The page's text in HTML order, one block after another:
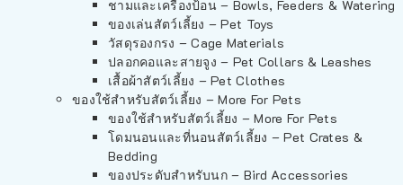
ชามและเครื่องป้อน – Bowls, Feeders & Watering
ของเล่นสัตว์เลี้ยง – Pet Toys
วัสดุรองกรง – Cage Materials
ปลอกคอและสายจูง – Pet Collars & Leashes
เสื้อผ้าสัตว์เลี้ยง – Pet Clothes
ของใช้สำหรับสัตว์เลี้ยง – More For Pets
ของใช้สำหรับสัตว์เลี้ยง – More For Pets
โดมนอนและที่นอนสัตว์เลี้ยง – Pet Crates &
Bedding
ของประดับสำหรับนก – Bird Accessories